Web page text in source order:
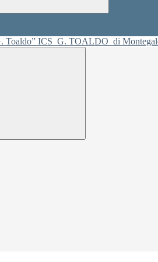
ICS G. TOALDO di